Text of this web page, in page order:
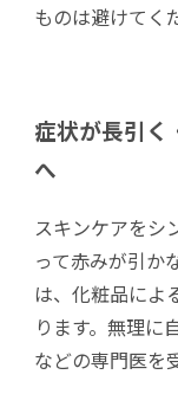
ものは避けてく
症状が長引く
へ
スキンケアをシ
って赤みが引か
は、化粧品によ
ります。無理に
などの専門医を